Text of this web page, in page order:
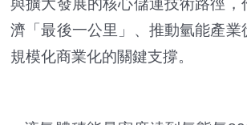
與擴大發展的核心儲運技術路徑，
濟「最後一公里」、推動氫能產業
規模化商業化的關鍵支撐。